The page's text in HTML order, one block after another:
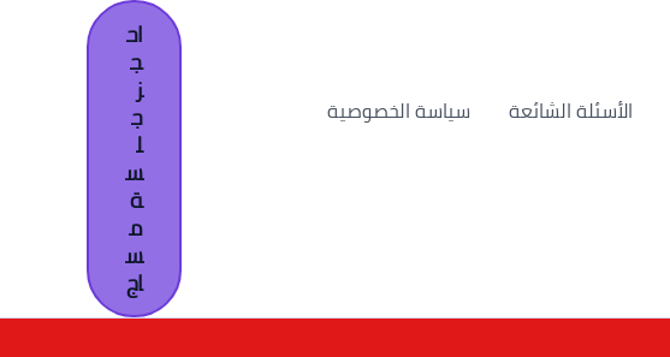
الأسئلة الشائعة سياسة الخصوصية
اح
ج
ز
ج
ل
س
ة
م
س
اج